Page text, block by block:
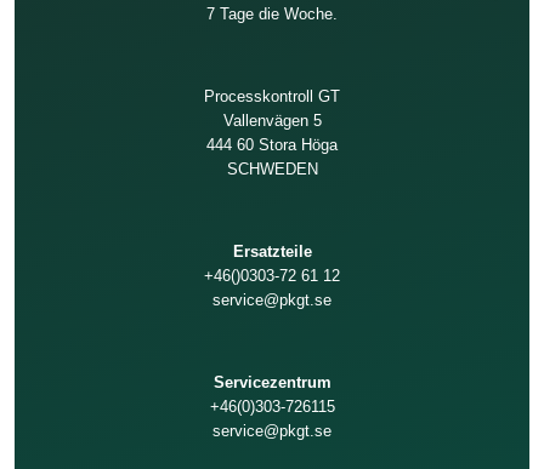
7 Tage die Woche.
Processkontroll GT
Vallenvägen 5
444 60 Stora Höga
SCHWEDEN
Ersatzteile
+46()0303-72 61 12
service@pkgt.se
Servicezentrum
+46(0)303-726115
service@pkgt.se